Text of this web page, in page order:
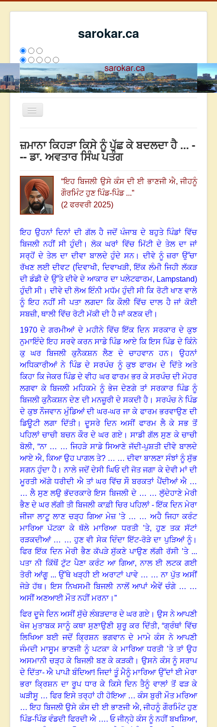
sarokar.ca
Toggle
ਰਚਨਾਵਾਂ
ਸੰਪਰਕ
We have 347 guests and no members online
2802573
ਇਸ ਹਫਤੇ30007
ਜ਼ਮਾਨਾ ਕਿਹੜਾ ਕਿਸੇ ਨੂੰ ਪੁੱਛ ਕੇ ਬਦਲਦਾ ਹੈ ... -
-- ਡਾ. ਅਵਤਾਰ ਸਿੰਘ ਪਤੰਗ
“ਇਹ ‌ਬਿਜਲੀ ਉਸੇ ਕੰਸ ‌ਦੀ ਈ ਭਾਣਜੀ ਐ, ਜੀਹਨੂੰ
ਗੌਰਮਿੰਟ ਹੁਣ ਪਿੰਡ-ਪਿੰਡ ...”
(2 ਫਰਵਰੀ 2025)
ਇਹ ਉਹਨਾਂ ਦਿਨਾਂ ਦੀ ਗੱਲ ਹੈ ਜਦੋਂ ਪੰਜਾਬ ਦੇ ਬਹੁਤੇ ਪਿੰਡਾਂ ਵਿੱਚ
ਬਿਜਲੀ ਨਹੀਂ ਸੀ ਹੁੰਦੀ।ਲੋਕ ਘਰਾਂ ਵਿੱਚ ਮਿੱਟੀ ਦੇ ਤੇਲ ਦਾ ਜਾਂ
ਸਰ੍ਹੋਂ ਦੇ ਤੇਲ ਦਾ ਦੀਵਾ ਬਾਲਦੇ ਹੁੰਦੇ ਸਨ।ਦੀਵੇ ਨੂੰ ਜ਼ਰਾ ਉੱਚਾ
ਰੱਖਣ ਲਈ ਦੀਵਟ (ਦਿਵਾਖੀ, ਦਿਵਾਖੜੀ, ਇੱਕ ਲੰਮੀ ਜਿਹੀ ਲੱਕੜ
ਦੀ ਡੰਡੀ ਦੇ ਉੱਤੇ ਦੀਵੇ ਦੇ ਆਕਾਰ ਦਾ ਪਲੇਟਫਾਰਮ, Lampstand)
ਹੁੰਦੀ ਸੀ।ਦੀਵੇ ਦੀ ਲੋਅ ਇੰਨੀ ਮਧੱਮ ਹੁੰਦੀ ਸੀ ਕਿ ਰੋਟੀ ਖਾਣ ਵਾਲੇ
ਨੂੰ ਇਹ ਨਹੀਂ ਸੀ ਪਤਾ ਲਗਦਾ ਕਿ ਕੌਲੀ ਵਿੱਚ ਦਾਲ ਹੈ ਜਾਂ ਕੋਈ
ਸਬਜ਼ੀ, ਥਾਲੀ ਵਿੱਚ ਰੋਟੀ ਮੱਕੀ ਦੀ ‌ਹੈ ਜਾਂ ਕਣਕ ਦੀ।
1970 ਦੇ ਗਰਮੀਆਂ ਦੇ ਮਹੀਨੇ ਵਿੱਚ ਇੱਕ ਦਿਨ ਸਰਕਾਰ ਦੇ ਕੁਝ
ਨੁਮਾਇੰਦੇ ਇਹ ਸਰਵੇ ਕਰਨ ਸਾਡੇ ਪਿੰਡ ਆਏ ਕਿ ਇਸ ਪਿੰਡ ਦੇ ਕਿੰਨੇ
ਕੁ ਘਰ ਬਿਜਲੀ ਕੁਨੈਕਸ਼ਨ ਲੈਣ ਦੇ ਚਾਹਵਾਨ ਹਨ। ਉਹਨਾਂ
ਅਧਿਕਾਰੀਆਂ ਨੇ ਪਿੰਡ ਦੇ ਸਰਪੰਚ ਨੂੰ ਕੁਝ ਫਾਰਮ ਦੇ ਦਿੱਤੇ ਅਤੇ
ਕਿਹਾ ਕਿ ਜੇਕਰ ਪਿੰਡ ਦੇ ਵੀਹ ਘਰ ‌ਫਾਰਮ‌ ਭਰ ਕੇ ਸਰਪੰਚ ਦੀ ਮੋਹਰ
ਲਗਵਾ ਕੇ ਬਿਜਲੀ ਮਹਿਕਮੇ ਨੂੰ ਭੇਜ ਦੇਣਗੇ ਤਾਂ ਸਰਕਾਰ ਪਿੰਡ ਨੂੰ
ਬਿਜਲੀ ਕੁਨੈਕਸ਼ਨ ਦੇਣ ਦੀ ਮਨਜ਼ੂਰੀ ਦੇ ਸਕਦੀ ਹੈ । ਸਰਪੰਚ ਨੇ ਪਿੰਡ
ਦੇ ਕੁਝ ਨੌਜਵਾਨ ਮੁੰਡਿਆਂ ਦੀ ਘਰ-ਘਰ ਜਾ ਕੇ ਫਾਰਮ ਭਰਵਾਉਣ ਦੀ
ਡਿਊਟੀ ਲਗਾ ਦਿੱਤੀ।ਦੂਸਰੇ ‌ਦਿਨ ਅਸੀਂ ਫਾਰਮ ਲੈ ਕੇ ਸਭ ਤੋਂ
ਪਹਿਲਾਂ ਚਾਚੀ ਬਚਨ ਕੌਰ ਦੇ ਘਰ ਗਏ। ਸਾਡੀ ਗੱਲ ਸੁਣ ਕੇ ਚਾਚੀ
ਬੋਲੀ, “ਨਾ … … ਜਿਹੜੇ ਸਾਡੇ ਸਿਆਣੇ ਜੱਦੀ-ਪੁਸ਼ਤੀ ਦੀਵੇ ਬਾਲਦੇ
ਆਏ ਐ, ਕਿਆ ਉਹ ਪਾਗਲ ਤੇ? … …ਦੀਵਾ ਬਾਲਣਾ ਸੰਝਾਂ ਨੂੰ ਸੁੱਭ‌
ਸਗਨ ਹੁੰਦਾ ਹੈ। ਨਾਲੇ ਜਦੋਂ ਦੇਸੀ ਘਿਓ ਦੀ ਜੋਤ ਜਗਾ ਕੇ ਦੇਵੀ ਮਾਂ ਦੀ
ਮੂਰਤੀ ਅੱਗੇ ਧਰੀਦੀ ਐ ਤਾਂ ਘਰ ਵਿੱਚ ਸੌ ਬਰਕਤਾਂ ਪੈਂਦੀਆਂ ਐ …
… ਲੈ ਸੁਣ ਲਉ ਭੱਦਰਕਾਰੇ‌ ਇਸ ਬਿਜਲੀ ਦੇ … … ਲੁੱਦੇਹਾਣੇ ਮੇਰੀ
ਭੈਣ ਦੇ ਘਰ ਲੱਗੀ ਤੀ ਬਿਜਲੀ ਕਾਫ਼ੀ ਚਿਰ ਪਹਿਲਾਂ - ਇੱਕ ਦਿਨ ਮੇਰਾ
ਜੀਜਾ ਲਾਟੂ ‌ਲਾਣ ਚੜ੍ਹ ਗਿਆ ਮੇਜ਼ ’ਤੇ … … ਅਹੈ ਜਿਹਾ ਕਰੰਟ‌
ਮਾਰਿਆ ਪੱਟਕਾ ਕੇ ਥੱਲੇ ‌ਮਾਰਿਆ ਧਰਤੀ ’ਤੇ, ਹੁਣ ਤਕ ਸੱਟਾਂ
ਰੜਕਦੀਆਂ … … ਹੁਣ ਵੀ ਸੇਕ ਦਿੰਦਾ ਇੱਟ-ਰੋੜੇ ਦਾ ਪੁੜਿਆਂ ਨੂੰ।
ਫਿਰ ਇੱਕ ਦਿਨ ਮੇਰੀ ਭੈਣ ਕੱਪੜੇ ਸੁੱਕਣੇ ਪਾਉਣ ਲੱਗੀ ਰੱਸੀ ’ਤੇ ...
ਪਤਾ ਨੀ ਕਿੱਥੋਂ ਟੁੱਟ ਪੈਣਾ ਕਰੰਟ ਆ‌ ਗਿਆ, ਨਾਲ ਈ ਲਟਕ ਗਈ
ਤੋਰੀ ਆਂਗੂ ... ਉੱਥੇ ਖੜ੍ਹੀ ਈ ਅਰਾਟਾਂ ਪਾਵੇ … … ਨਾ ਪੁੱਤ ਅਸੀਂ
ਜੋੜੇ ਹੱਥ। ਇਸ ਨਿਖਸਮੀ ਬਿਜਲੀ ਨਾਲੋਂ ਆਪਾਂ ਐਵੇਂ ਚੰਗੇ … …
ਅਸੀਂ ਅਣਆਈ ਮੌਤ ਨਹੀਂ ਮਰਨਾ ।”
ਫਿਰ ਦੂਜੇ ਦਿਨ ਅਸੀਂ ਸੁੱਚੇ ਲੰਬੜਦਾਰ ਦੇ ਘਰ ਗਏ । ਉਸ ਨੇ ਆਪਣੀ
ਖੋਜ ਮੁਤਾਬਕ ਸਾਨੂੰ ਕਥਾ ਸੁਣਾਉਣੀ ਸ਼ੁਰੂ ਕਰ ਦਿੱਤੀ, “ਗ੍ਰੰਥਾਂ ਵਿੱਚ
ਲਿਖਿਆ ਬਈ ਜਦੋਂ ਕ੍ਰਿਸ਼ਨ ਭਗਵਾਨ ਦੇ ਮਾਮੇ ਕੰਸ ਨੇ ਆਪਣੀ
ਜੰਮਦੀ ਮਾਸੂਮ ਭਾਣਜੀ ਨੂੰ ਪਟਕਾ ਕੇ ਮਾਰਿਆ ਧਰਤੀ ’ਤੇ ਤਾਂ ਉਹ
ਅਸਮਾਨੀ ਚੜ੍ਹ ਕੇ ਬਿਜਲੀ ਬਣ ਕੇ ਕੜਕੀ। ਉਸਨੇ ਕੰਸ ਨੂੰ ਸਰਾਪ
ਦੇ ਦਿੱਤਾ- ਐ ਪਾਪੀ ਬੰਦਿਆ! ਜਿਦਾਂ ਤੂੰ ਮੈਨੂੰ ਮਾਰਿਆ ਉੱਦਾਂ ਈ ਮੇਰਾ
ਭਰਾ ਕ੍ਰਿਸ਼ਨ ਦਾ ਰੂਪ ਧਾਰ ਕੇ ਕਿਸੇ ਦਿਨ ਤੈਨੂੰ ਵਾਲਾਂ ਤੋਂ ਫੜ ਕੇ
ਘੜੀਸੂ … ਫਿਰ ਇਸੇ ਤਰ੍ਹਾਂ ਹੀ ਹੋਇਆ … ਕੰਸ ਬੁਰੀ ਮੌਤ ਮਰਿਆ
… ਇਹ ‌ਬਿਜਲੀ ਉਸੇ ਕੰਸ ‌ਦੀ ਈ ਭਾਣਜੀ ਐ, ਜੀਹਨੂੰ ਗੌਰਮਿੰਟ ਹੁਣ
ਪਿੰਡ-ਪਿੰਡ ਵੰਡਦੀ ਫਿਰਦੀ ਐ …. ਓ ਜੀਨ੍ਹੇ ਕੰਸ ਨੂੰ ਨਹੀਂ ਬਖਸ਼ਿਆ,